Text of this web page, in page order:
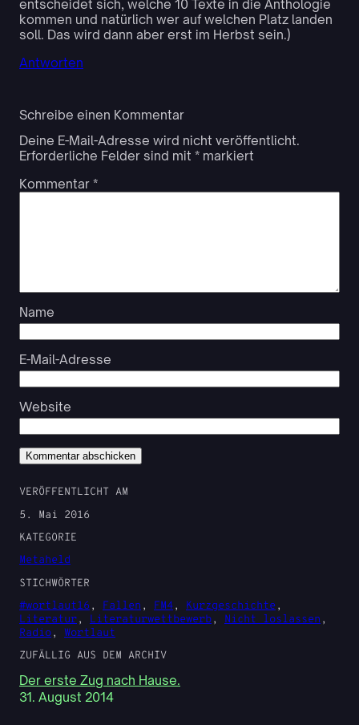
entscheidet sich, welche 10 Texte in die Anthologie
kommen und natürlich wer auf welchen Platz landen
soll. Das wird dann aber erst im Herbst sein.)
Antworten
Schreibe einen Kommentar
Deine E-Mail-Adresse wird nicht veröffentlicht.
Erforderliche Felder sind mit * markiert
Kommentar *
Name
E-Mail-Adresse
Website
VERÖFFENTLICHT AM
5. Mai 2016
KATEGORIE
Metaheld
STICHWÖRTER
#wortlaut16 , Fallen , FM4, Kurzgeschichte
Literatur, Literaturwettbewerb, Nicht loslassen
Radio, Wortlaut
ZUFÄLLIG AUS DEM ARCHIV
Der erste Zug nach Hause.
31. August 2014